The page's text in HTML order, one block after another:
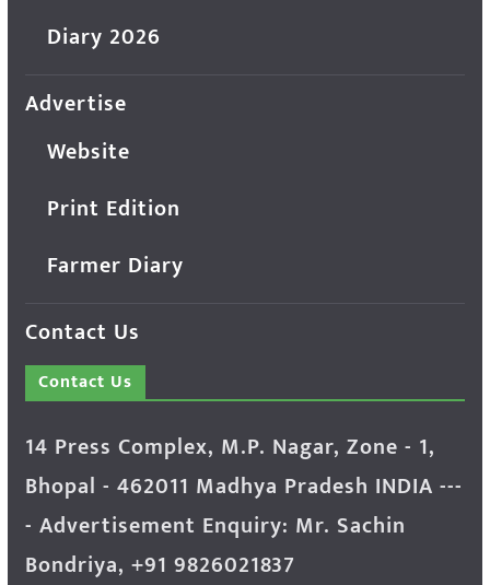
Diary 2026
Advertise
Website
Print Edition
Farmer Diary
Contact Us
Contact Us
14 Press Complex, M.P. Nagar, Zone - 1,
Bhopal - 462011 Madhya Pradesh INDIA ---
- Advertisement Enquiry: Mr. Sachin
Bondriya, +91 9826021837